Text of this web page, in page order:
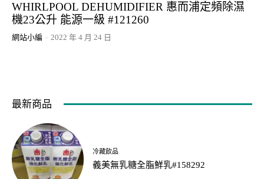
WHIRLPOOL DEHUMIDIFIER 惠而浦定頻除濕
機23公升 能源一級 #121260
網站小編 - 2022 年 4 月 24 日
最新商品
冷藏飲品
義美無乳糖全脂鮮乳#158292